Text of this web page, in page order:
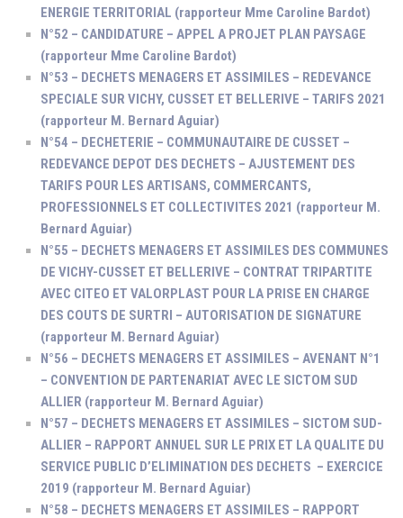
ENERGIE TERRITORIAL (rapporteur Mme Caroline Bardot)
N°52 – CANDIDATURE – APPEL A PROJET PLAN PAYSAGE
(rapporteur Mme Caroline Bardot)
N°53 – DECHETS MENAGERS ET ASSIMILES – REDEVANCE
SPECIALE SUR VICHY, CUSSET ET BELLERIVE – TARIFS 2021
(rapporteur M. Bernard Aguiar)
N°54 – DECHETERIE – COMMUNAUTAIRE DE CUSSET –
REDEVANCE DEPOT DES DECHETS – AJUSTEMENT DES
TARIFS POUR LES ARTISANS, COMMERCANTS,
PROFESSIONNELS ET COLLECTIVITES 2021 (rapporteur M.
Bernard Aguiar)
N°55 – DECHETS MENAGERS ET ASSIMILES DES COMMUNES
DE VICHY-CUSSET ET BELLERIVE – CONTRAT TRIPARTITE
AVEC CITEO ET VALORPLAST POUR LA PRISE EN CHARGE
DES COUTS DE SURTRI – AUTORISATION DE SIGNATURE
(rapporteur M. Bernard Aguiar)
N°56 – DECHETS MENAGERS ET ASSIMILES – AVENANT N°1
– CONVENTION DE PARTENARIAT AVEC LE SICTOM SUD
ALLIER (rapporteur M. Bernard Aguiar)
N°57 – DECHETS MENAGERS ET ASSIMILES – SICTOM SUD-
ALLIER – RAPPORT ANNUEL SUR LE PRIX ET LA QUALITE DU
SERVICE PUBLIC D’ELIMINATION DES DECHETS – EXERCICE
2019 (rapporteur M. Bernard Aguiar)
N°58 – DECHETS MENAGERS ET ASSIMILES – RAPPORT